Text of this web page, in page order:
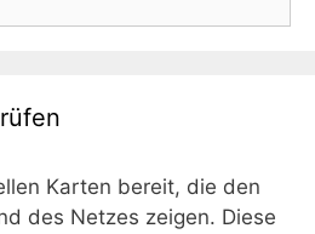
Karten bereit, die den
des Netzes zeigen. Diese